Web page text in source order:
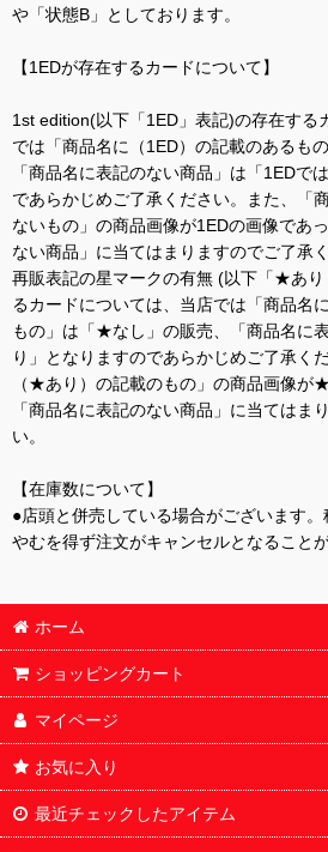
や「状態B」としております。
【1EDが存在するカードについて】
1st edition(以下「1ED」表記)の存在する
では「商品名に（1ED）の記載のあるも
「商品名に表記のない商品」は「1EDで
であらかじめご了承ください。また、「
ないもの」の商品画像が1EDの画像であ
ない商品」に当てはまりますのでご了承く
再販表記の星マークの有無 (以下「★あ
るカードについては、当店では「商品名
もの」は「★なし」の販売、「商品名に
り」となりますのであらかじめご了承く
（★あり）の記載のもの」の商品画像が
「商品名に表記のない商品」に当てはま
い。
【在庫数について】
●店頭と併売している場合がございます。
やむを得ず注文がキャンセルとなること
ホーム
ショッピングカート
マイページ
お気に入り
最近チェックしたアイテム